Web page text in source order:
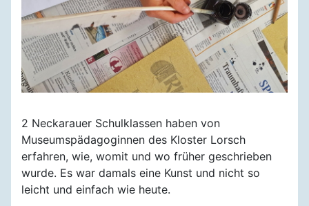
2 Neckarauer Schulklassen haben von
Museumspädagoginnen des Kloster Lorsch
erfahren, wie, womit und wo früher geschrieben
wurde. Es war damals eine Kunst und nicht so
leicht und einfach wie heute.